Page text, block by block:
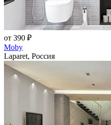
от 390 ₽
Moby
Laparet, Россия